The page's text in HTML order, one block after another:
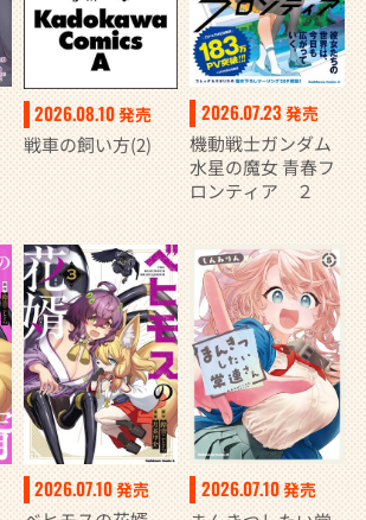
2026.08.10発売
戦車の飼い方(2)
2026.07.23 発売
機動戦士ガンダム
水星の魔女 青春フ
ロンティア ２
2026.07.10発売 2026.07.10発売